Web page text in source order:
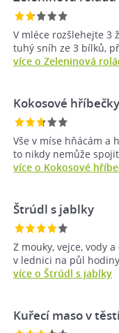
V mléce rozšlehejte 3
tuhý sníh ze 3 bílků,
více o Zeleninová
Kokosové
Vše v míse hňácám a
to nikdy nemůže
více o Kokosové
Štrúdl s jablky
Z mouky, vejce, vody
v lednici na půl
více o Štrúdl s jablky
Kuřecí maso v